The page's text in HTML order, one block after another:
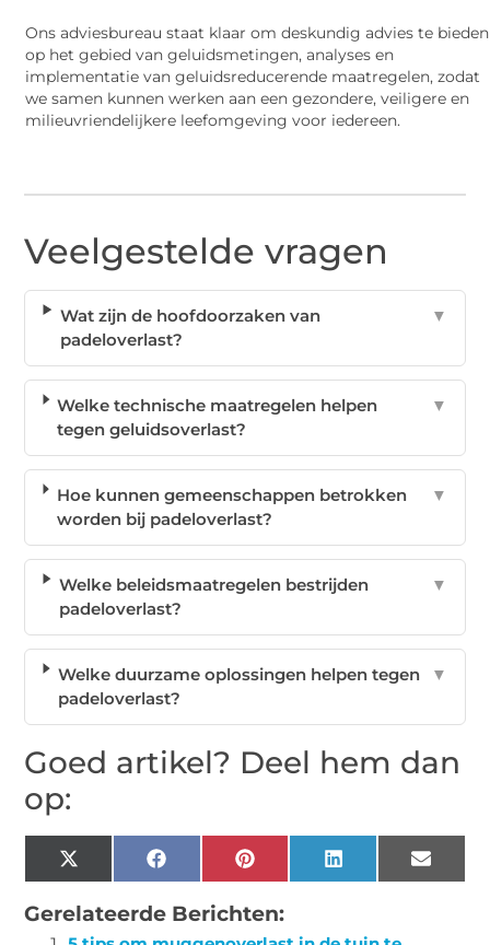
Ons adviesbureau staat klaar om deskundig advies te bieden
op het gebied van geluidsmetingen, analyses en
implementatie van geluidsreducerende maatregelen, zodat
we samen kunnen werken aan een gezondere, veiligere en
milieuvriendelijkere leefomgeving voor iedereen.
Veelgestelde vragen
Wat zijn de hoofdoorzaken van
padeloverlast?
▼
Welke technische maatregelen helpen
tegen geluidsoverlast?
▼
Hoe kunnen gemeenschappen betrokken
worden bij padeloverlast?
▼
Welke beleidsmaatregelen bestrijden
padeloverlast?
▼
Welke duurzame oplossingen helpen tegen
padeloverlast?
▼
Goed artikel? Deel hem dan
op:
X
(Twitter)
Facebook Pinterest LinkedIn Email
Gerelateerde Berichten: